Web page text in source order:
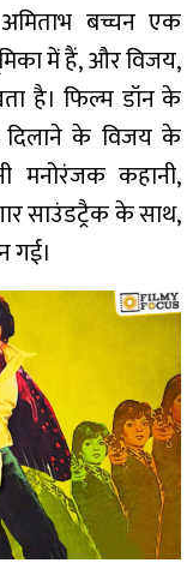
बच्चन एक
में हैं, और विजय,
है। फिल्म डॉन के
के विजय के
मनोरंजक कहानी,
साउंडट्रैक के साथ,
गई।